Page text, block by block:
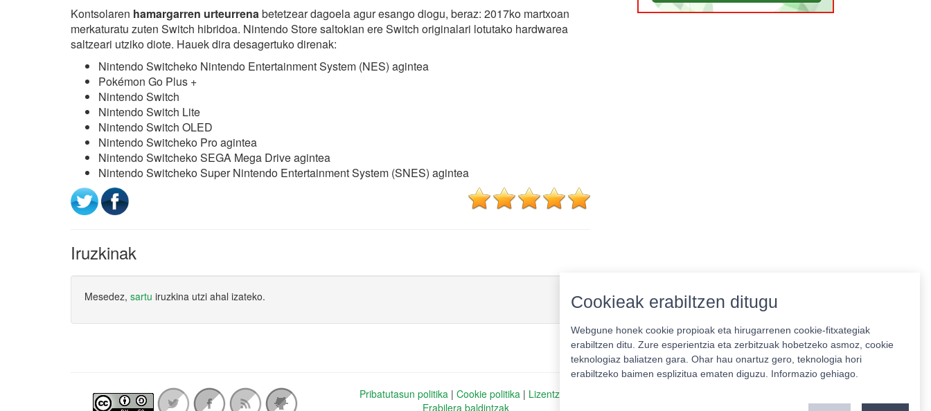
Kontsolaren hamargarren urteurrenabetetzear dagoela agur esango diogu, beraz: 2017ko martxoan
merkaturatu zuten Switch hibridoa. Nintendo Store saltokian ere Switch originalari lotutako hardwarea
saltzeari utziko diote. Hauek dira desagertuko direnak:
Nintendo Switcheko Nintendo Entertainment System (NES) agintea
Pokémon Go Plus +
Nintendo Switch
Nintendo Switch Lite
Nintendo Switch OLED
Nintendo Switcheko Pro agintea
Nintendo Switcheko SEGA Mega Drive agintea
Nintendo Switcheko Super Nintendo Entertainment System (SNES) agintea
Iruzkinak
Mesedez, sartu iruzkina utzi ahal izateko.
Pribatutasun politika| Cookie politika| Lizentziak
Erabilera baldintzak
Cookieak erabiltzen ditugu
Webgune honek cookie propioak eta hirugarrenen cookie-fitxategiak
erabiltzen ditu. Zure esperientzia eta zerbitzuak hobetzeko asmoz, cookie
teknologiaz baliatzen gara. Ohar hau onartuz gero, teknologia hori
erabiltzeko baimen esplizitua ematen diguzu. Informazio gehiago.